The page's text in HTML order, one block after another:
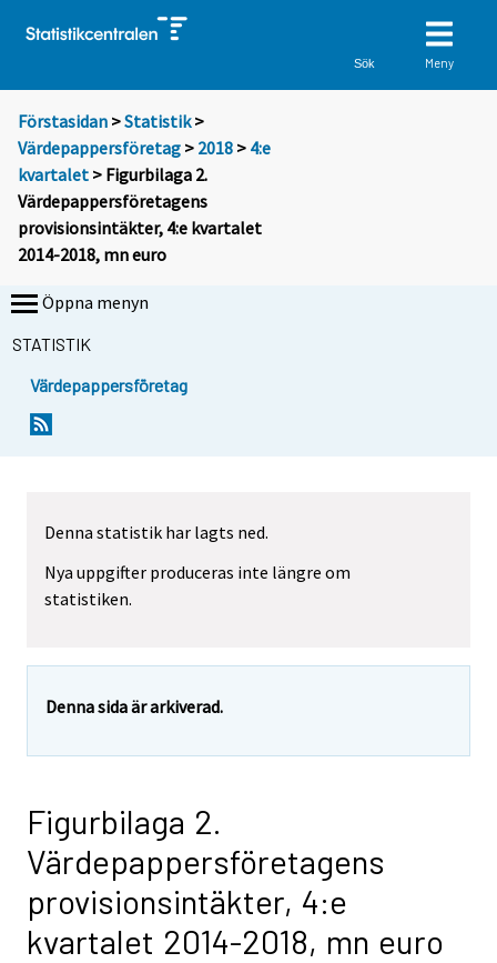
Sök Meny
Förstasidan >Statistik >
Värdepappersföretag > 2018 > 4:e
kvartalet > Figurbilaga 2.
Värdepappersföretagens
provisionsintäkter, 4:e kvartalet
2014-2018, mn euro
Öppna menyn
STATISTIK
Värdepappersföretag
Denna statistik har lagts ned.
Nya uppgifter produceras inte längre om
statistiken.
Denna sida är arkiverad.
Figurbilaga 2.
Värdepappersföretagens
provisionsintäkter, 4:e
kvartalet 2014-2018, mn euro